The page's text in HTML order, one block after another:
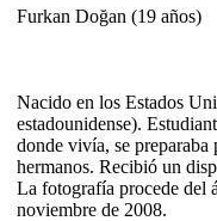
Furkan Doğan (19 años)
Nacido en los Estados
estadounidense).
donde vivía, se preparaba
hermanos. Recibió un
La fotografía procede del
noviembre de 2008.